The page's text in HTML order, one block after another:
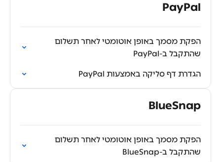
PayPal
הפקת מסמך באופן אוטומטי לאחר תשלום
שהתקבל ב-PayPal
הגדרת דף סליקה באמצעות PayPal
BlueSnap
הפקת מסמך באופן אוטומטי לאחר תשלום
שהתקבל ב-BlueSnap